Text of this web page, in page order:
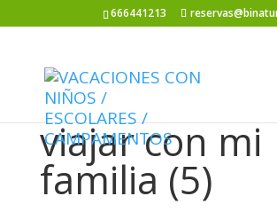
666441213
viajar con mi
familia (5)